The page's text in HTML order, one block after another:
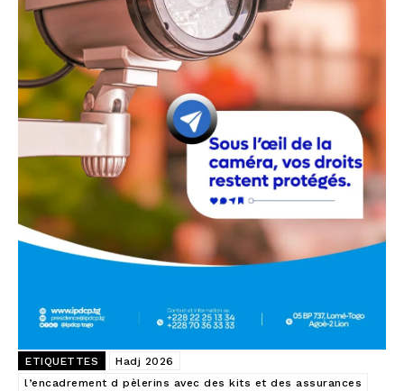
ETIQUETTES
Hadj 2026
l’encadrement d pèlerins avec des kits et des assurances